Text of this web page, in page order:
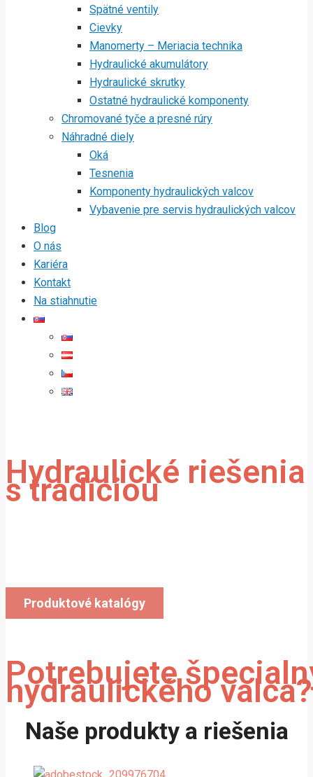
Spätné ventily
Cievky
Manomerty – Meriacia technika
Hydraulické akumulátory
Hydraulické skrutky
Ostatné hydraulické komponenty
Chromované tyče a presné rúry
Náhradné diely
Oká
Tesnenia
Komponenty hydraulických valcov
Vybavenie pre servis hydraulických valcov
Blog
O nás
Kariéra
Kontakt
Na stiahnutie
Hydraulické riešenia
s tradíciou
Produktové katalógy
Potrebujete
hydraulického valca?
Vyrábame atypické hydraulické
valce na objednávku.
Naše produkty a riešenia